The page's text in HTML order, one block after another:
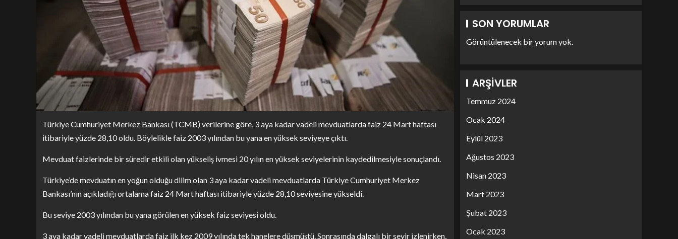
Türkiye Cumhuriyet Merkez Bankası (TCMB) verilerine göre, 3 aya kadar vadeli mevduatlarda faiz 24 Mart haftası
itibariyle yüzde 28,10 oldu. Böylelikle faiz 2003 yılından bu yana en yüksek seviyeye çıktı.
Mevduat faizlerinde bir süredir etkili olan yükseliş ivmesi 20 yılın en yüksek seviyelerinin kaydedilmesiyle sonuçlandı.
Türkiye’de mevduatın en yoğun olduğu dilim olan 3 aya kadar vadeli mevduatlarda Türkiye Cumhuriyet Merkez
Bankası’nın açıkladığı ortalama faiz 24 Mart haftası itibariyle yüzde 28,10 seviyesine yükseldi.
Bu seviye 2003 yılından bu yana görülen en yüksek faiz seviyesi oldu.
3 aya kadar vadeli mevduatlarda faiz ilk kez 2009 yılında tek hanelere düşmüştü. Sonrasında dalgalı bir seyir izlenirken,
SON YORUMLAR
Görüntülenecek bir yorum yok.
ARŞIVLER
Temmuz 2024
Ocak 2024
Eylül 2023
Ağustos 2023
Nisan 2023
Mart 2023
Şubat 2023
Ocak 2023